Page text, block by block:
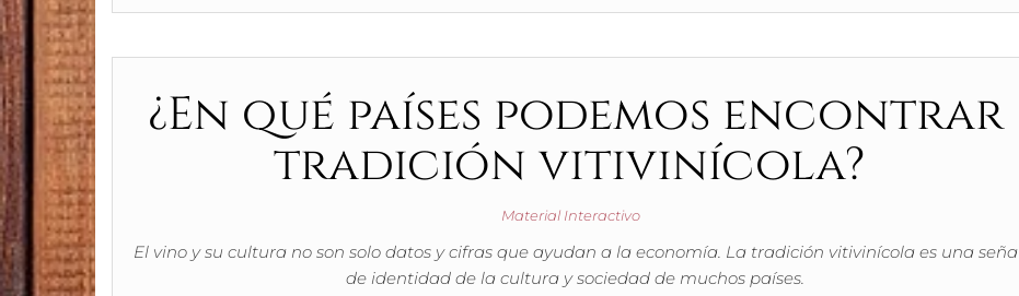
¿En qué países podemos encontrar
tradición vitivinícola?
Material Interactivo
El vino y su cultura no son solo datos y cifras que ayudan a la economía. La tradición vitivinícola es una seña
de identidad de la cultura y sociedad de muchos países.